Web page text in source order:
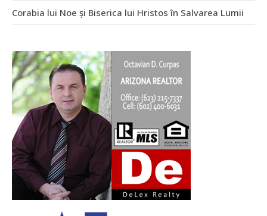
Corabia lui Noe și Biserica lui Hristos în Salvarea Lumii